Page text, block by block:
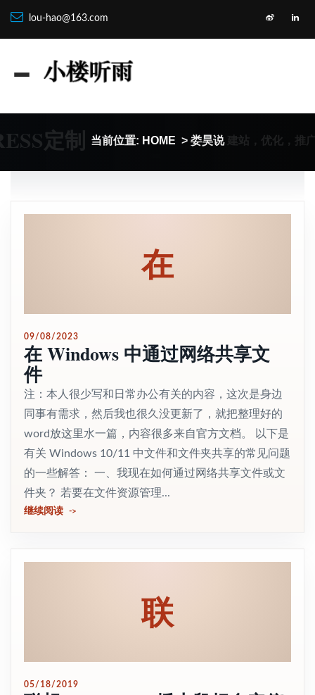
lou-hao@163.com
定制 当前位置: HOME > 娄昊说 建站，优化，推
在
09/08/2023
在 Windows 中通过网络共享文
件
注：本人很少写和日常办公有关的内容，这次是身边
同事有需求，然后我也很久没更新了，就把整理好的
word放这里水一篇，内容很多来自官方文档。 以下是
有关 Windows 10/11 中文件和文件夹共享的常见问题
的一些解答： 一、我现在如何通过网络共享文件或文
件夹？ 若要在文件资源管理...
继续阅读
联
05/18/2019